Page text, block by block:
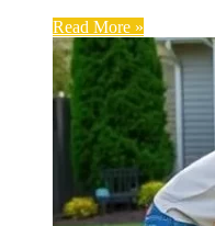
Read More »